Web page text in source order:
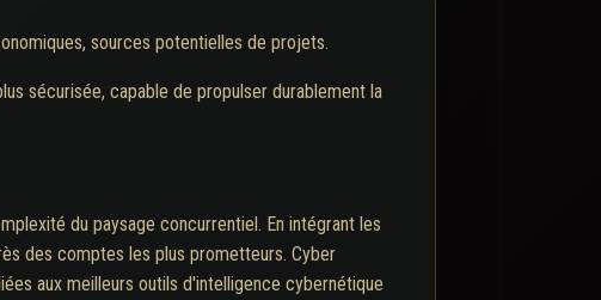
sources potentielles de projets.
sécurisée, capable de propulser durablement la
du paysage concurrentiel. En intégrant les
des comptes les plus prometteurs. Cyber
aux meilleurs outils d'intelligence cybernétique